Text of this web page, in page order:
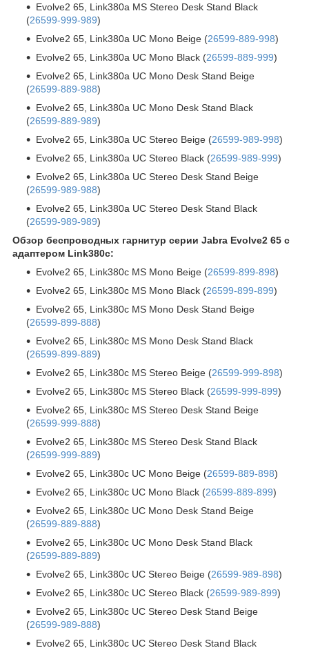
Evolve2 65, Link380a MS Stereo Desk Stand Black
(26599-999-989)
Evolve2 65, Link380a UC Mono Beige (26599-889-998)
Evolve2 65, Link380a UC Mono Black (26599-889-999)
Evolve2 65, Link380a UC Mono Desk Stand Beige
(26599-889-988)
Evolve2 65, Link380a UC Mono Desk Stand Black
(26599-889-989)
Evolve2 65, Link380a UC Stereo Beige (26599-989-998)
Evolve2 65, Link380a UC Stereo Black (26599-989-999)
Evolve2 65, Link380a UC Stereo Desk Stand Beige
(26599-989-988)
Evolve2 65, Link380a UC Stereo Desk Stand Black
(26599-989-989)
Обзор беспроводных гарнитур серии Jabra Evolve2 65 c
адаптером Link380c:
Evolve2 65, Link380c MS Mono Beige (26599-899-898)
Evolve2 65, Link380c MS Mono Black (26599-899-899)
Evolve2 65, Link380c MS Mono Desk Stand Beige
(26599-899-888)
Evolve2 65, Link380c MS Mono Desk Stand Black
(26599-899-889)
Evolve2 65, Link380c MS Stereo Beige (26599-999-898)
Evolve2 65, Link380c MS Stereo Black (26599-999-899)
Evolve2 65, Link380c MS Stereo Desk Stand Beige
(26599-999-888)
Evolve2 65, Link380c MS Stereo Desk Stand Black
(26599-999-889)
Evolve2 65, Link380c UC Mono Beige (26599-889-898)
Evolve2 65, Link380c UC Mono Black (26599-889-899)
Evolve2 65, Link380c UC Mono Desk Stand Beige
(26599-889-888)
Evolve2 65, Link380c UC Mono Desk Stand Black
(26599-889-889)
Evolve2 65, Link380c UC Stereo Beige (26599-989-898)
Evolve2 65, Link380c UC Stereo Black (26599-989-899)
Evolve2 65, Link380c UC Stereo Desk Stand Beige
(26599-989-888)
Evolve2 65, Link380c UC Stereo Desk Stand Black